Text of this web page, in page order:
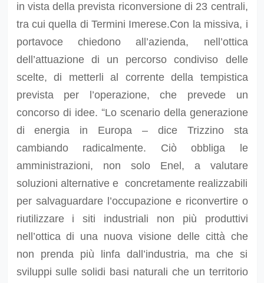
in vista della prevista riconversione di 23 centrali,
tra cui quella di Termini Imerese.Con la missiva, i
portavoce chiedono all’azienda, nell’ottica
dell’attuazione di un percorso condiviso delle
scelte, di metterli al corrente della tempistica
prevista per l’operazione, che prevede un
concorso di idee. “Lo scenario della generazione
di energia in Europa – dice Trizzino sta
cambiando radicalmente. Ciò obbliga le
amministrazioni, non solo Enel, a valutare
soluzioni alternative e concretamente realizzabili
per salvaguardare l’occupazione e riconvertire o
riutilizzare i siti industriali non più produttivi
nell’ottica di una nuova visione delle città che
non prenda più linfa dall’industria, ma che si
sviluppi sulle solidi basi naturali che un territorio